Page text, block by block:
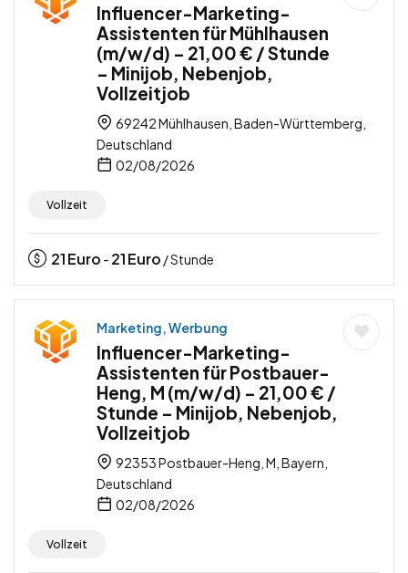
Influencer-Marketing-
Assistenten für Mühlhausen
(m/w/d) – 21,00 € / Stunde
– Minijob, Nebenjob,
Vollzeitjob
69242 Mühlhausen, Baden-Württemberg,
Deutschland
02/08/2026
Vollzeit
21Euro - 21Euro / Stunde
Marketing, Werbung
Influencer-Marketing-
Assistenten für Postbauer-
Heng, M (m/w/d) – 21,00 € /
Stunde – Minijob, Nebenjob,
Vollzeitjob
92353 Postbauer-Heng, M, Bayern,
Deutschland
02/08/2026
Vollzeit